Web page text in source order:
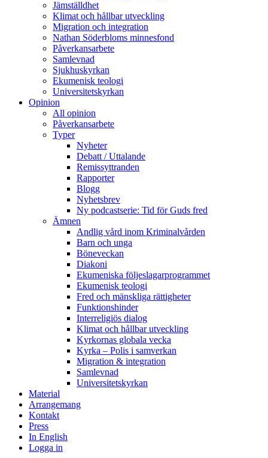
Jämställdhet
Klimat och hållbar utveckling
Migration och integration
Nathan Söderbloms minnesfond
Påverkansarbete
Samlevnad
Sjukhuskyrkan
Ekumenisk teologi
Universitetskyrkan
Opinion
All opinion
Påverkansarbete
Typer
Nyheter
Debatt / Uttalande
Remissyttranden
Rapporter
Blogg
Nyhetsbrev
Ny podcastserie: Tid för Guds fred
Ämnen
Andlig vård inom Kriminalvården
Barn och unga
Böneveckan
Diakoni
Ekumeniska följeslagarprogrammet
Ekumenisk teologi
Fred och mänskliga rättigheter
Funktionshinder
Interreligiös dialog
Klimat och hållbar utveckling
Kyrkornas globala vecka
Kyrka – Polis i samverkan
Migration & integration
Samlevnad
Universitetskyrkan
Material
Arrangemang
Kontakt
Press
In English
Logga in